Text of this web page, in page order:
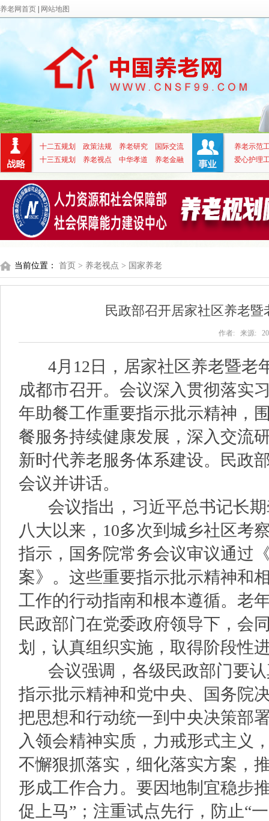
养老网首页 网站地图
十二五规划 政策法规 养老研究
国际交流
十三五规划
养老视点 中华孝道 养老金融
养老示范
爱心护理
当前位置： 首页 > 养老视点 > 国家养老
民政部召开居家社区养老
作者: 来源:
4月12日，居家社区养老暨老
成都市召开。会议深入贯彻落实
年助餐工作重要指示批示精神，
餐服务持续健康发展，深入交流
新时代养老服务体系建设。民政
会议并讲话。
会议指出，习近平总书记长期
八大以来，10多次到城乡社区考
指示，国务院常务会议审议通过
案》。这些重要指示批示精神和
工作的行动指南和根本遵循。老
民政部门在党委政府领导下，会
划，认真组织实施，取得阶段性
会议强调，各级民政部门要认
指示批示精神和党中央、国务院
把思想和行动统一到中央决策部
入领会精神实质，力戒形式主义
不懈狠抓落实，细化落实方案，
形成工作合力。要因地制宜稳步
促上马”；注重试点先行，防止“